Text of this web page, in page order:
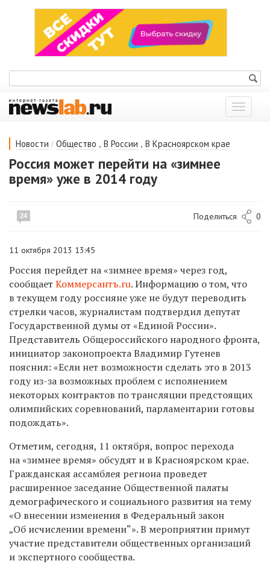
Показать
меню
Новости / Общество , В России , В Красноярском крае
Россия может перейти на «зимнее
время» уже в 2014 году
24 Поделиться 0
11 октября 2013 13:45
Россия перейдет на «зимнее время» через год,
сообщает Коммерсантъ.ru. Информацию о том, что
в текущем году россияне уже не будут переводить
стрелки часов, журналистам подтвердил депутат
Государственной думы от «Единой России».
Представитель Общероссийского народного фронта,
инициатор законопроекта Владимир Гутенев
пояснил: «Если нет возможности сделать это в 2013
году из-за возможных проблем с исполнением
некоторых контрактов по трансляции предстоящих
олимпийских соревнований, парламентарии готовы
подождать».
Отметим, сегодня, 11 октября, вопрос перехода
на «зимнее время» обсудят и в Красноярском крае.
Гражданская ассамблея региона проведет
расширенное заседание Общественной палаты
демографического и социального развития на тему
«О внесении изменения в Федеральный закон
„Об исчислении времени“». В мероприятии примут
участие представители общественных организаций
и экспертного сообщества.